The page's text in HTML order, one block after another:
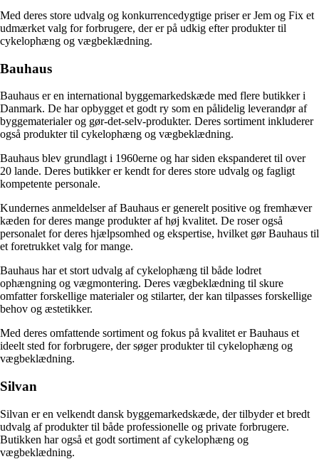
Med deres store udvalg og konkurrencedygtige priser er Jem og Fix et
udmærket valg for forbrugere, der er på udkig efter produkter til
cykelophæng og vægbeklædning.
Bauhaus
Bauhaus er en international byggemarkedskæde med flere butikker i
Danmark. De har opbygget et godt ry som en pålidelig leverandør af
byggematerialer og gør-det-selv-produkter. Deres sortiment inkluderer
også produkter til cykelophæng og vægbeklædning.
Bauhaus blev grundlagt i 1960erne og har siden ekspanderet til over
20 lande. Deres butikker er kendt for deres store udvalg og fagligt
kompetente personale.
Kundernes anmeldelser af Bauhaus er generelt positive og fremhæver
kæden for deres mange produkter af høj kvalitet. De roser også
personalet for deres hjælpsomhed og ekspertise, hvilket gør Bauhaus til
et foretrukket valg for mange.
Bauhaus har et stort udvalg af cykelophæng til både lodret
ophængning og vægmontering. Deres vægbeklædning til skure
omfatter forskellige materialer og stilarter, der kan tilpasses forskellige
behov og æstetikker.
Med deres omfattende sortiment og fokus på kvalitet er Bauhaus et
ideelt sted for forbrugere, der søger produkter til cykelophæng og
vægbeklædning.
Silvan
Silvan er en velkendt dansk byggemarkedskæde, der tilbyder et bredt
udvalg af produkter til både professionelle og private forbrugere.
Butikken har også et godt sortiment af cykelophæng og
vægbeklædning.